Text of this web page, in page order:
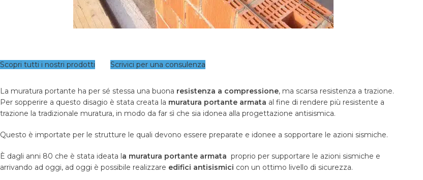
Scopri tutti i nostri prodotti Scrivici per una consulenza
La muratura portante ha per sé stessa una buona resistenza a compressione, ma scarsa resistenza a trazione.
Per sopperire a questo disagio è stata creata la muratura portante armata al fine di rendere più resistente a
trazione la tradizionale muratura, in modo da far sì che sia idonea alla progettazione antisismica.
Questo è importate per le strutture le quali devono essere preparate e idonee a sopportare le azioni sismiche.
È dagli anni 80 che è stata ideata l a muratura portante armata proprio per supportare le azioni sismiche e
arrivando ad oggi, ad oggi è possibile realizzare edifici antisismici con un ottimo livello di sicurezza.